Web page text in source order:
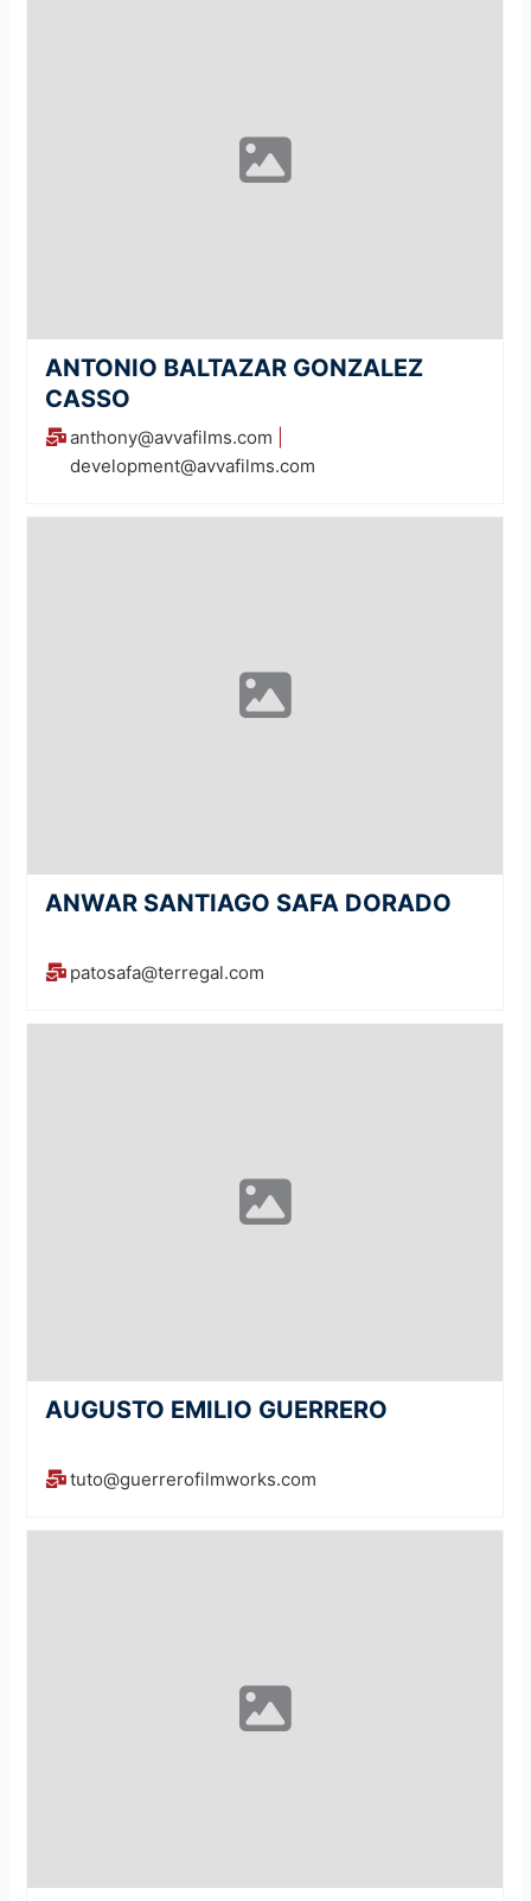
ANTONIO BALTAZAR GONZALEZ
CASSO
anthony@avvafilms.com
development@avvafilms.com
ANWAR SANTIAGO SAFA DORADO
patosafa@terregal.com
AUGUSTO EMILIO GUERRERO
tuto@guerrerofilmworks.com